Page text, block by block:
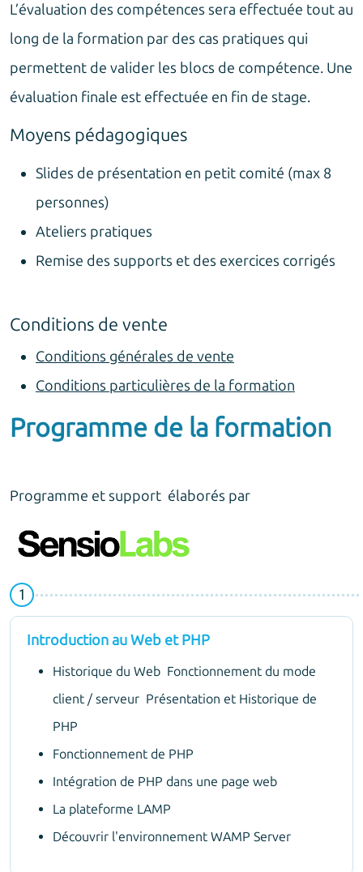
L’évaluation des compétences sera effectuée tout au
long de la formation par des cas pratiques qui
permettent de valider les blocs de compétence. Une
évaluation finale est effectuée en fin de stage.
Moyens pédagogiques
Slides de présentation en petit comité (max 8
personnes)
Ateliers pratiques
Remise des supports et des exercices corrigés
Conditions de vente
Conditions générales de vente
Conditions particulières de la formation
Programme de la formation
Programme et support élaborés par
Introduction au Web et PHP
Historique du Web Fonctionnement du mode
client / serveur Présentation et Historique de
PHP
Fonctionnement de PHP
Intégration de PHP dans une page web
La plateforme LAMP
Découvrir l'environnement WAMP Server